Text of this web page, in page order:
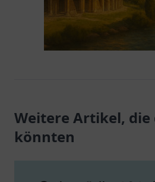
Weitere Artikel,
könnten